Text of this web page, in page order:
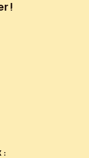
!
: